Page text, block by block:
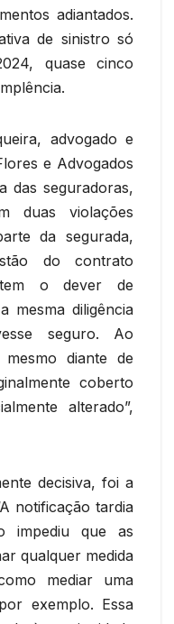
adiantados.
de sinistro só
quase cinco
advogado e
e Advogados
das seguradoras,
duas violações
da segurada,
do contrato
tem o dever de
mesma diligência
seguro. Ao
diante de
coberto
alterado”,
decisiva, foi a
notificação tardia
impediu que as
qualquer medida
mediar uma
exemplo. Essa